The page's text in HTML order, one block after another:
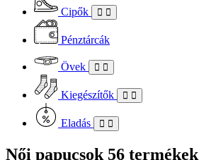
Cipők
Pénztárcák
Övek
Kiegészítők
Eladás
Női papucsok 56 termékek